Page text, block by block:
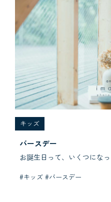
キッズ
バースデー
お誕生日って、いくつにな
#キッズ #バースデー